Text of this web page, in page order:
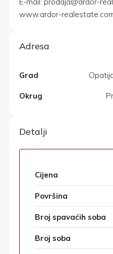
E-mail: prodaja@ardor-
www.ardor-
Adresa
Grad
Okrug
Detalji
Cijena
Površina
Broj spavaćih soba
Broj soba